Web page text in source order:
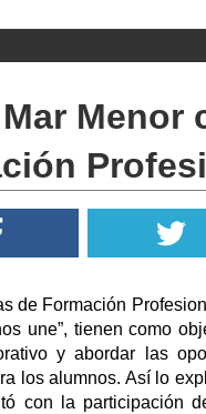
Mar Menor
de Formación
une”, tienen como
y abordar las
los alumnos. Así lo
con la participación